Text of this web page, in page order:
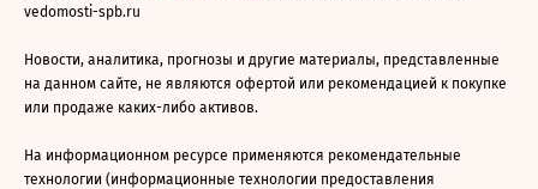
vedomosti-spb.ru
Новости, аналитика, прогнозы и другие материалы, представленные
на данном сайте, не являются офертой или рекомендацией к покупке
или продаже каких-либо активов.
На информационном ресурсе применяются рекомендательные
технологии (информационные технологии предоставления